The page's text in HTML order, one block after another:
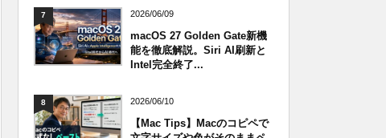
7 2026/06/09
macOS 27 Golden Gate新機
能を徹底解説。Siri AI刷新と
Intel完全終了...
8 2026/06/10
【Mac Tips】Macのコピペで